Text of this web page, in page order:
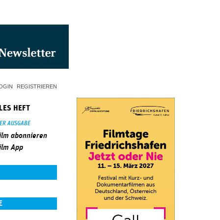
REGISTRIEREN
HEFT
AUSGABE
abonnieren
App